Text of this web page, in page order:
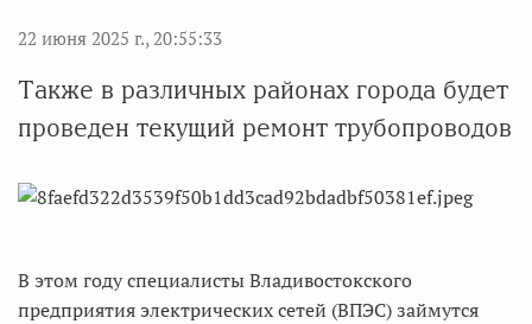
22 июня 2025 г., 20:55:33
Также в различных районах города будет
проведен текущий ремонт трубопроводов
В этом году специалисты Владивостокского
предприятия электрических сетей (ВПЭС) займутся